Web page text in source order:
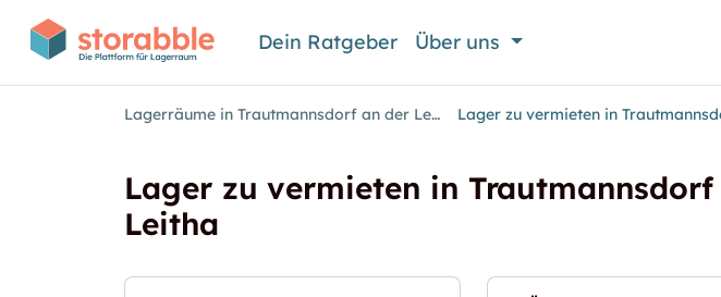
Dein Ratgeber Über uns
Lagerräume in Trautmannsdorf an der Leitha
Lager zu vermieten in
Leitha